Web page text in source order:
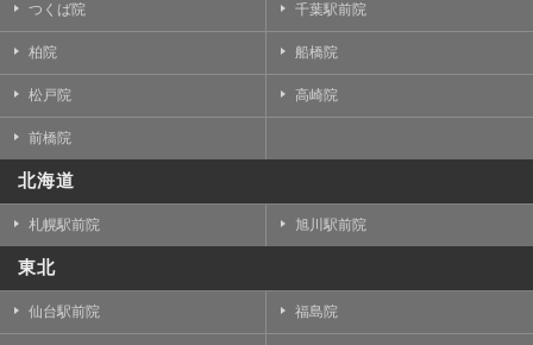
つくば院 千葉駅前院
柏院 船橋院
松戸院 高崎院
前橋院
北海道
札幌駅前院 旭川駅前院
東北
仙台駅前院 福島院